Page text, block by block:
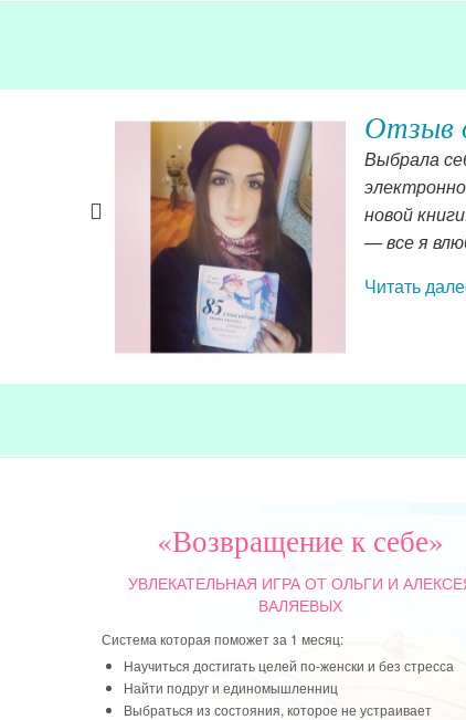
Отзыв
Выбрала
новой
— все я
Читать
«Возвращение к себе»
УВЛЕКАТЕЛЬНАЯ ИГРАОТ ОЛЬГИ И
ВАЛЯЕВЫХ
Система которая поможет за 1 месяц:
Научиться достигать целей по-женски и без стресса
Найти подруг и единомышленниц
Выбраться из состояния, которое не устраивает